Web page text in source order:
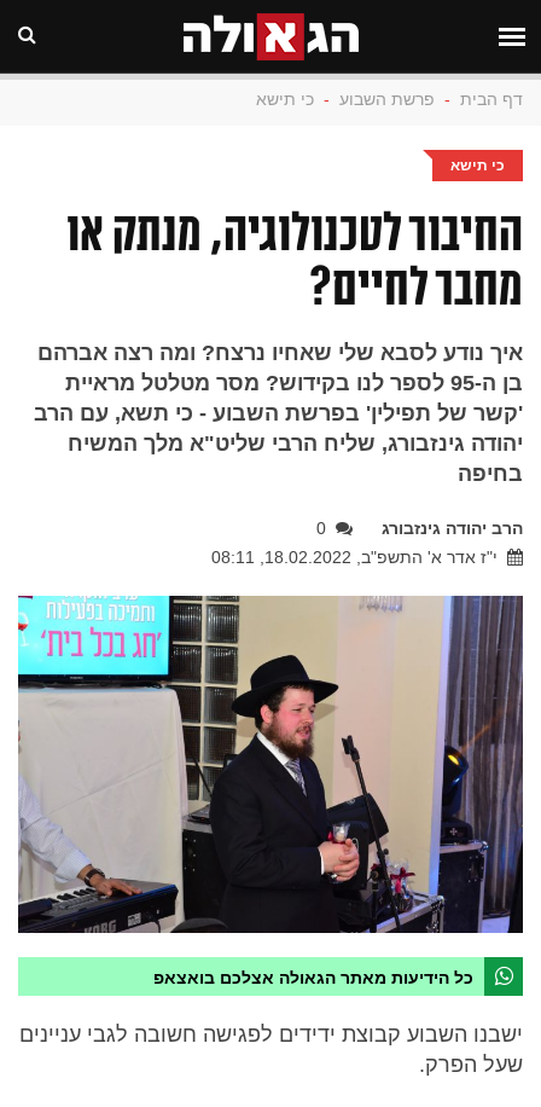
דף הבית - פרשת השבוע - כי תישא
כי תישא
החיבור לטכנולוגיה, מנתק או
מחבר לחיים?
איך נודע לסבא שלי שאחיו נרצח? ומה רצה אברהם
בן ה-95 לספר לנו בקידוש? מסר מטלטל מראיית
'קשר של תפילין' בפרשת השבוע - כי תשא, עם הרב
יהודה גינזבורג, שליח הרבי שליט"א מלך המשיח
בחיפה
הרב יהודה גינזבורג
0
י"ז אדר א' התשפ"ב, 18.02.2022, 08:11
כל הידיעות מאתר הגאולה אצלכם בואצאפ
ישבנו השבוע קבוצת ידידים לפגישה חשובה לגבי עניינים
שעל הפרק.